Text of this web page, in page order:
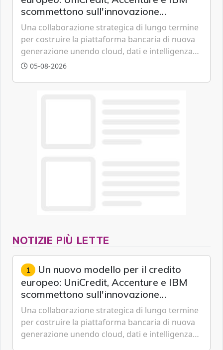
scommettono sull'innovazione
tecnologica
Una collaborazione strategica di lungo termine
per costruire la piattaforma bancaria di nuova
generazione unendo cloud, dati e intelligenza
artificiale.
05-08-2026
NOTIZIE PIÙ LETTE
1 Un nuovo modello per il credito
europeo: UniCredit, Accenture e IBM
scommettono sull'innovazione
tecnologica
Una collaborazione strategica di lungo termine
per costruire la piattaforma bancaria di nuova
generazione unendo cloud, dati e intelligenza